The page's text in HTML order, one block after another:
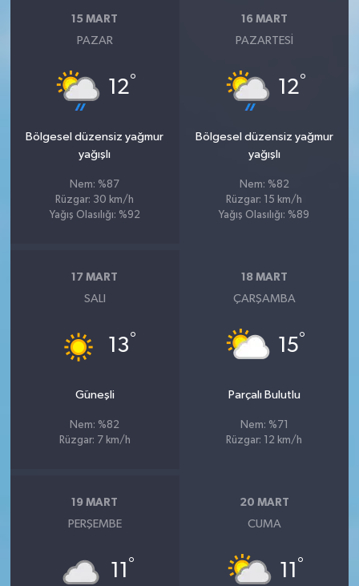
15 MART
PAZAR
12°
Bölgesel düzensiz yağmur
yağışlı
Nem: %87
Rüzgar: 30 km/h
Yağış Olasılığı: %92
16 MART
PAZARTESI
12°
Bölgesel düzensiz yağmur
yağışlı
Nem: %82
Rüzgar: 15 km/h
Yağış Olasılığı: %89
17 MART
SALI
13°
Güneşli
Nem: %82
Rüzgar: 7 km/h
18 MART
ÇARŞAMBA
15°
Parçalı Bulutlu
Nem: %71
Rüzgar: 12 km/h
19 MART
PERŞEMBE
11 °
20 MART
CUMA
11 °